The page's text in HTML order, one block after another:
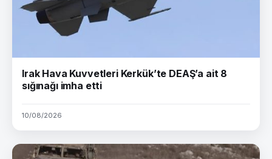
Irak Hava Kuvvetleri Kerkük’te DEAŞ’a ait 8
sığınağı imha etti
10/08/2026